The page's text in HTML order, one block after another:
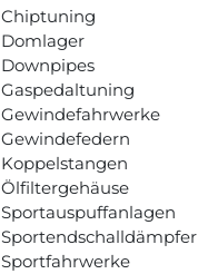
Chiptuning
Domlager
Downpipes
Gaspedaltuning
Gewindefahrwerke
Gewindefedern
Koppelstangen
Ölfiltergehäuse
Sportauspuffanlagen
Sportendschalldämpfer
Sportfahrwerke